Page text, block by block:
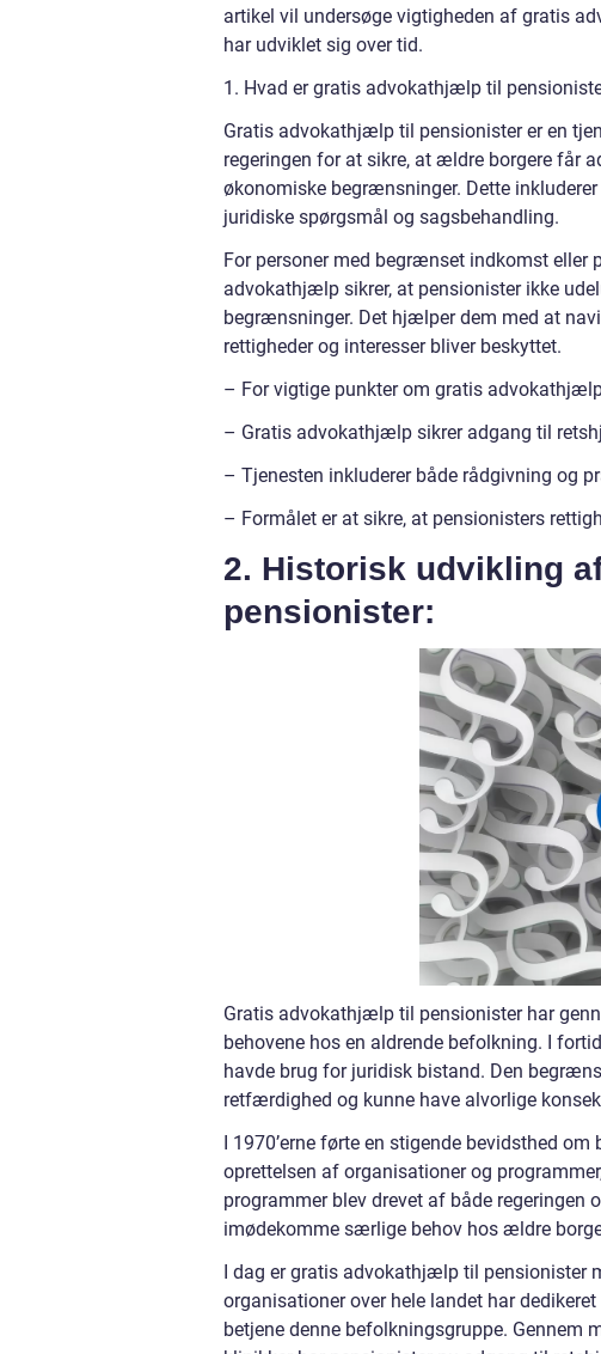
artikel vil undersøge vigtigheden af gratis
har udviklet sig over tid.
1. Hvad er gratis advokathjælp til
Gratis advokathjælp til pensionister er en
regeringen for at sikre, at ældre borgere får
økonomiske begrænsninger. Dette
juridiske spørgsmål og sagsbehandling.
For personer med begrænset indkomst eller
advokathjælp sikrer, at pensionister ikke
begrænsninger. Det hjælper dem med at
rettigheder og interesser bliver beskyttet.
– For vigtige punkter om gratis
– Gratis advokathjælp sikrer adgang til
– Tjenesten inkluderer både rådgivning og
– Formålet er at sikre, at pensionisters
2. Historisk udvikling
pensionister:
Gratis advokathjælp til pensionister har
behovene hos en aldrende befolkning. I
havde brug for juridisk bistand. Den
retfærdighed og kunne have alvorlige
I 1970’erne førte en stigende bevidsthed
oprettelsen af organisationer og
programmer blev drevet af både
imødekomme særlige behov hos ældre
I dag er gratis advokathjælp til pensionister
organisationer over hele landet har
betjene denne befolkningsgruppe. Gennem